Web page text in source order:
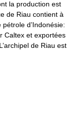
la production est
de Riau contient à
d’Indonésie:
Caltex et exportées
de Riau est